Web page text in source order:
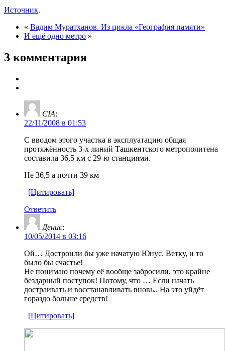
Источник.
« Вадим Муратханов. Из цикла «География памяти»
И ещё одно метро »
3 комментария
CIA:
22/11/2008 в 01:53
C вводом этого участка в эксплуатацию общая
протяжённость 3-х линий Ташкентского метрополитена
составила 36,5 км с 29-ю станциями.
Не 36,5 а почти 39 км
[Цитировать]
Ответить
Денис:
10/05/2014 в 03:16
Ой… Достроили бы уже начатую Юнус. Ветку, и то
было бы счастье!
Не понимаю почему её вообще забросили, это крайне
бездарный поступок! Потому, что … Если начать
достраивать и восстанавливать вновь.. На это уйдёт
гораздо больше средств!
[Цитировать]